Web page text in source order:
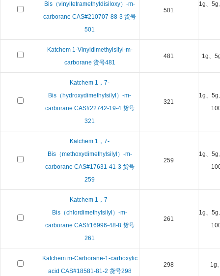
Bis（vinyltetramethyldisiloxy）-m-
carborane CAS#210707-88-3 货号
501
501
1g、
Katchem 1-Vinyldimethylsilyl-m-
carborane 货号481
481 1g、
Katchem 1，7-
Bis（hydroxydimethylsilyl）-m-
carborane CAS#22742-19-4 货号
321
321
1g、
Katchem 1，7-
Bis（methoxydimethylsilyl）-m-
carborane CAS#17631-41-3 货号
259
259
1g、
Katchem 1，7-
Bis（chlordimethylsilyl）-m-
carborane CAS#16996-48-8 货号
261
261
1g、
Katchem m-Carborane-1-carboxylic
acid CAS#18581-81-2 货号298
298 1g